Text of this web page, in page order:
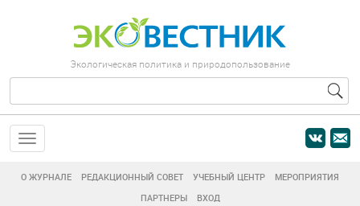
Экологическая политика и природопользование
О ЖУРНАЛЕ РЕДАКЦИОННЫЙ СОВЕТ УЧЕБНЫЙ ЦЕНТР
МЕРОПРИЯТИЯ
ПАРТНЕРЫ
ВХОД